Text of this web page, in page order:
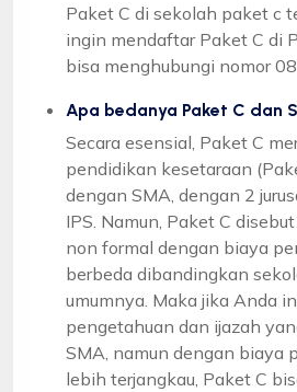
Paket C di sekolah paket c
ingin mendaftar Paket C di
bisa menghubungi nomor
Apa bedanya Paket C dan
Secara esensial, Paket C
pendidikan kesetaraan
dengan SMA, dengan 2
IPS. Namun, Paket C
non formal dengan biaya
berbeda dibandingkan
umumnya. Maka jika Anda
pengetahuan dan ijazah
SMA, namun dengan biaya
lebih terjangkau, Paket C